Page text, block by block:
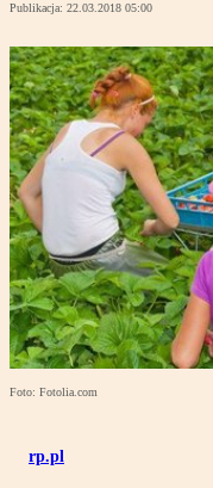
Publikacja: 22.03.2018 05:00
Foto: Fotolia.com
rp.pl